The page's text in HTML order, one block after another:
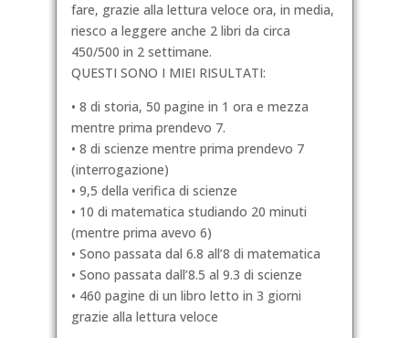
fare, grazie alla lettura veloce ora, in media,
riesco a leggere anche 2 libri da circa
450/500 in 2 settimane.
QUESTI SONO I MIEI RISULTATI:
• 8 di storia, 50 pagine in 1 ora e mezza
mentre prima prendevo 7.
• 8 di scienze mentre prima prendevo 7
(interrogazione)
• 9,5 della verifica di scienze
• 10 di matematica studiando 20 minuti
(mentre prima avevo 6)
• Sono passata dal 6.8 all’8 di matematica
• Sono passata dall’8.5 al 9.3 di scienze
• 460 pagine di un libro letto in 3 giorni
grazie alla lettura veloce